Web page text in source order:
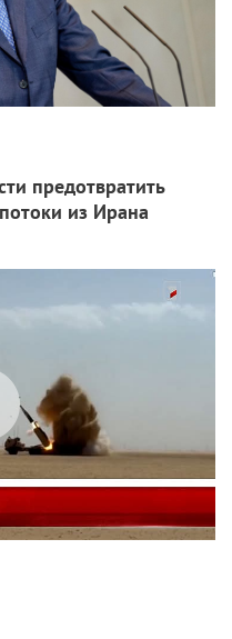
предотвратить
из Ирана